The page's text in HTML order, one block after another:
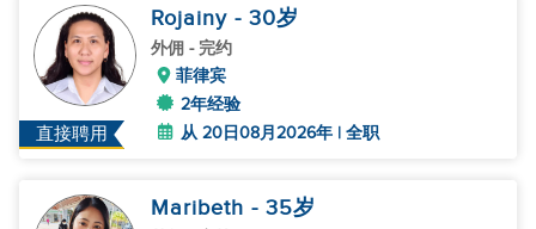
直接聘用
Rojainy - 30岁
外佣 - 完约
菲律宾
2年经验
从 20日08月2026年 | 全职
Maribeth - 35岁